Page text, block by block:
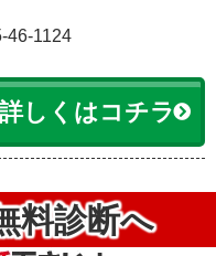
46-1124
しくはコチラ
料診断へ